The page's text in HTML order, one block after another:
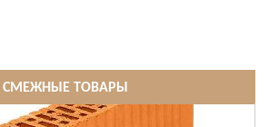
СМЕЖНЫЕ ТОВАРЫ